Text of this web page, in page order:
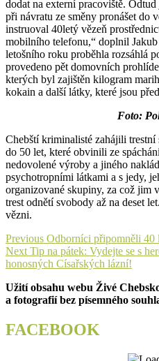
dodat na externí pracoviště.
při návratu ze směny pronášet do
instruoval 40letý vězeň
mobilního telefonu,“ doplnil
letošního roku proběhla rozsáhlá
provedeno pět domovních
kterých byl zajištěn kilogram
kokain a další látky, které jsou
Foto:
Chebští kriminalisté zahájili
do 50 let, které obvinili ze
nedovolené výroby a jiného
psychotropními látkami a s jedy,
organizované skupiny, za což jim
trest odnětí svobody až na deset
vězni.
Navigace
pro
příspěvek
Previous Previous
post:
Odborníci připomněli 40
Next Next
post:
Tip na pátek: Vydejte se s
honosných Císařských lázní!
Užití obsahu webu Živé
a fotografií bez písemného
FACEBOOK